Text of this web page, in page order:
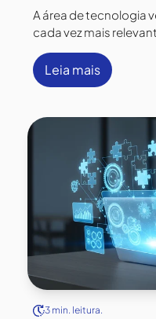
A área de tecnologia
cada vez mais
Leia mais
3 min. leitura.